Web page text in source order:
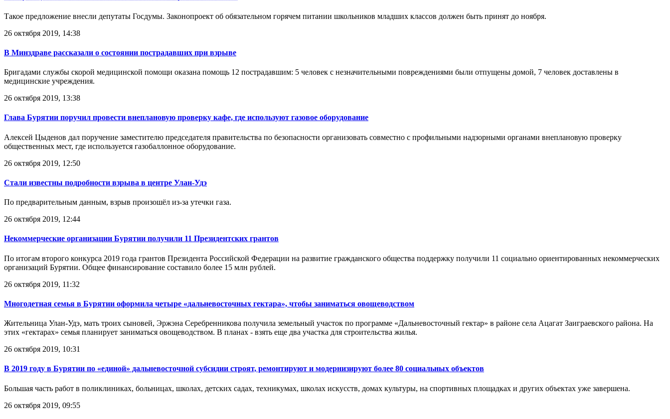
Такое предложение внесли депутаты Госдумы. Законопроект об обязательном горячем питании школьников младших классов должен быть принят до ноября.
26 октября 2019, 14:38
В Минздраве рассказали о состоянии пострадавших при взрыве
Бригадами службы скорой медицинской помощи оказана помощь 12 пострадавшим: 5 человек с незначительными повреждениями были отпущены домой, 7 человек доставлены в
медицинские учреждения.
26 октября 2019, 13:38
Глава Бурятии поручил провести внеплановую проверку кафе, где используют газовое оборудование
Алексей Цыденов дал поручение заместителю председателя правительства по безопасности организовать совместно с профильными надзорными органами внеплановую проверку
общественных мест, где используется газобаллонное оборудование.
26 октября 2019, 12:50
Стали известны подробности взрыва в центре Улан-Удэ
По предварительным данным, взрыв произошёл из-за утечки газа.
26 октября 2019, 12:44
Некоммерческие организации Бурятии получили 11 Президентских грантов
По итогам второго конкурса 2019 года грантов Президента Российской Федерации на развитие гражданского общества поддержку получили 11 социально ориентированных некоммерческих
организаций Бурятии. Общее финансирование составило более 15 млн рублей.
26 октября 2019, 11:32
Многодетная семья в Бурятии оформила четыре «дальневосточных гектара», чтобы заниматься овощеводством
Жительница Улан-Удэ, мать троих сыновей, Эржэна Серебренникова получила земельный участок по программе «Дальневосточный гектар» в районе села Ацагат Заиграевского района. На
этих «гектарах» семья планирует заниматься овощеводством. В планах - взять еще два участка для строительства жилья.
26 октября 2019, 10:31
В 2019 году в Бурятии по «единой» дальневосточной субсидии строят, ремонтируют и модернизируют более 80 социальных объектов
Большая часть работ в поликлиниках, больницах, школах, детских садах, техникумах, школах искусств, домах культуры, на спортивных площадках и других объектах уже завершена.
26 октября 2019, 09:55